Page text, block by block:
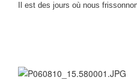
Il est des jours où nous